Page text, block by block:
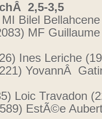
2,5-3,5
Bilel
MF
Ines Leriche
YovannÂ
Loic Travadon
EstÃ©e